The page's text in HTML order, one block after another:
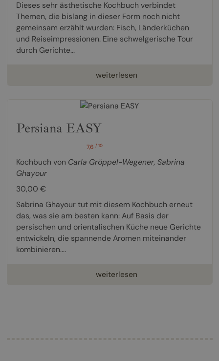
Dieses sehr ästhetische Kochbuch verbindet
Themen, die bislang in dieser Form noch nicht
gemeinsam erzählt wurden: Fisch, Länderküchen
und Reiseimpressionen. Eine schwelgerische Tour
durch Gerichte...
weiterlesen
Persiana EASY
7,6/ 10
Kochbuch von Carla Gröppel-Wegener, Sabrina
Ghayour
30,00 €
Sabrina Ghayour tut mit diesem Kochbuch erneut
das, was sie am besten kann: Auf Basis der
persischen und orientalischen Küche neue Gerichte
entwickeln, die spannende Aromen miteinander
kombinieren....
weiterlesen